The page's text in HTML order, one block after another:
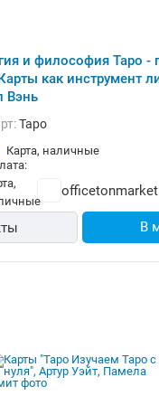
и философия Таро -
как инструмент
Вэнь
Таро
карта, наличные
В